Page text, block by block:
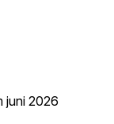
juni 2026